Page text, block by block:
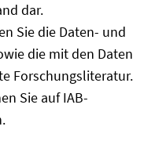
dar.
Sie die Daten- und
die mit den Daten
Forschungsliteratur.
Sie auf IAB-